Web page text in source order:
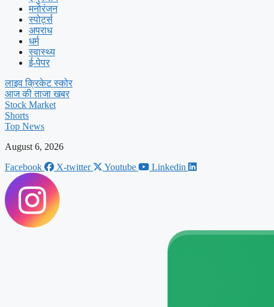
मनोरंजन
स्पोर्ट्स
अपराध
धर्म
स्वास्थ्य
ई-पेपर
लाइव क्रिकेट स्कोर
आज की ताजा खबर
Stock Market
Shorts
Top News
August 6, 2026
Facebook
X-twitter Youtube Linkedin